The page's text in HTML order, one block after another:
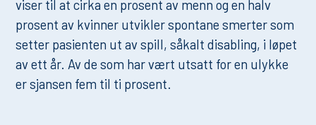
viser til at cirka en prosent av menn og en halv
prosent av kvinner utvikler spontane smerter som
setter pasienten ut av spill, såkalt disabling, i løpet
av ett år. Av de som har vært utsatt for en ulykke
er sjansen fem til ti prosent.